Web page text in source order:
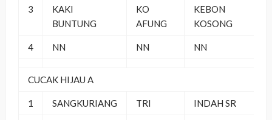
3
KAKI
BUNTUNG
KO
AFUNG
KEBON
KOSONG
4 NN NN NN
CUCAK HIJAU A
1 SANGKURIANG TRI INDAH SR